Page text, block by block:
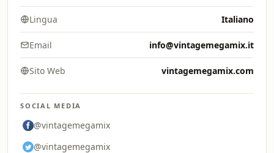
Lingua Italiano
Email info@vintagemegamix.it
Sito Web vintagemegamix.com
SOCIAL MEDIA
@vintagemegamix
@vintagemegamix